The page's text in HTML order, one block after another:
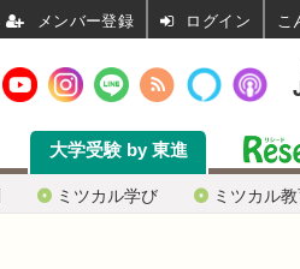
ミツカル学び ミツカル
大学受験 by 東進
ログイン こ